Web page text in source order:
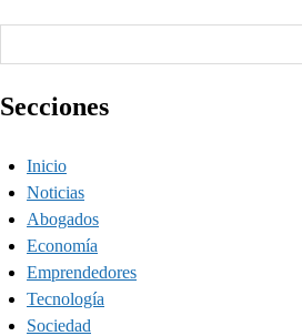
Secciones
Inicio
Noticias
Abogados
Economía
Emprendedores
Tecnología
Sociedad